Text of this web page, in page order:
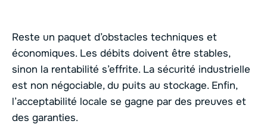
Reste un paquet d’obstacles techniques et
économiques. Les débits doivent être stables,
sinon la rentabilité s’effrite. La sécurité industrielle
est non négociable, du puits au stockage. Enfin,
l’acceptabilité locale se gagne par des preuves et
des garanties.